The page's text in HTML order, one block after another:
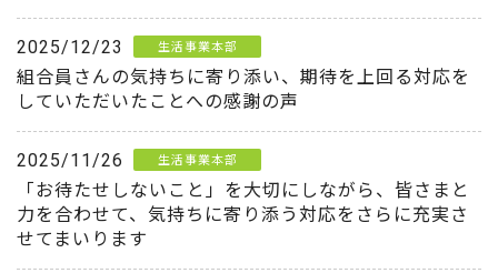
2025/12/23 生活事業本部
組合員さんの気持ちに寄り添い、期待を上回る対応を
していただいたことへの感謝の声
2025/11/26 生活事業本部
「お待たせしないこと」を大切にしながら、皆さまと
力を合わせて、気持ちに寄り添う対応をさらに充実さ
せてまいります